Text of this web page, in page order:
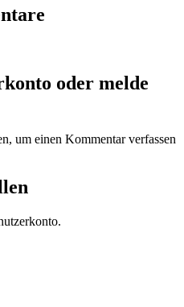
oder melde
um einen Kommentar verfassen